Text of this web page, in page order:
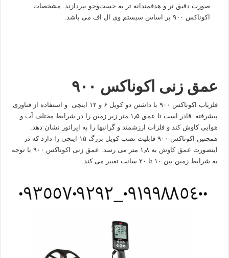
صورت دقیق تر و هدفمندانه تر به جست‌وجو بپردازند. مشخصات
اکوناکس ۹۰۰ بر اساس سیستم وی ال اف می باشد.
عمق زنی اکوناکس ۹۰۰
فلزیاب اکوناکس ۹۰۰ با داشتن دو کویل ۶ و ۱۲ اینچی و استفاده از فناوری
پیشرفته قادر است تا عمق ۱٫۵ متر زیر زمین را در شرایط مختلف آب و
هوایی کاوش کند و فلزات ارزشمند و گرانبها را به اپراتور نشان دهد.
همچنین اکوناکس ۹۰۰ قابلیت نصب کویل بزرگ ۱۵ اینچی را دارد که در
اینصورت عمق کاوش
به ۱٫۸ متر می رسد. عمق زنی اکوناکس ۹۰۰ با توجه
به شرایط زمین بین ۱۰ تا ۲۰ سانت تغییر می کند.